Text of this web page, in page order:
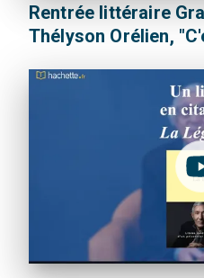
Rentrée littéraire
Thélyson Orélien,